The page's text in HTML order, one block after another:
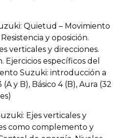
Quietud – Movimiento
y oposición.
verticales y direcciones.
Ejercicios específicos del
Suzuki: introducción a
(A y B), Básico 4 (B), Aura (32
Ejes verticales y
como complemento y